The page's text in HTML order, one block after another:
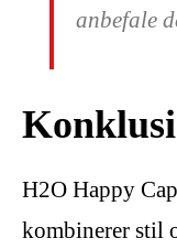
anbefale
H2O Happy
kombinerer stil